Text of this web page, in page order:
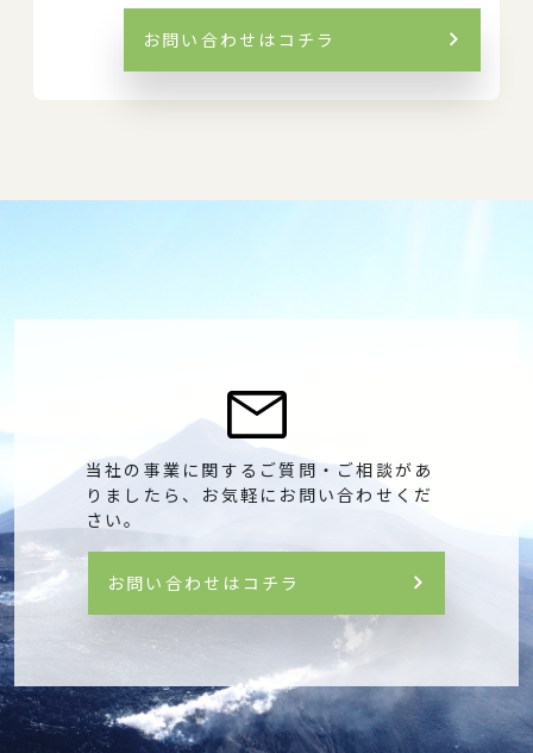
お問い合わせはコチラ
当社の事業に関するご質問・ご相談があ
りましたら、 お気軽にお問い合わせくだ
さい。
お問い合わせはコチラ